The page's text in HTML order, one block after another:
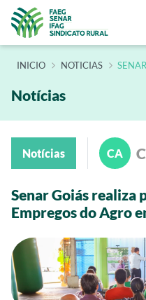
INÍCIO NOTICIAS
Notícias
Notícias CA
Senar Goiás realiza
Empregos do Agro